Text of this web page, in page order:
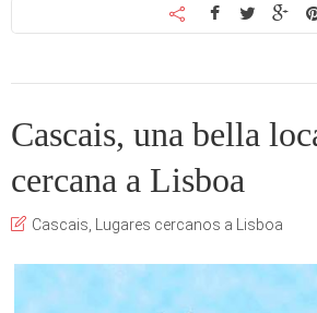
Cascais, una bella
cercana a Lisboa
Cascais Lugares cercanos a Lisboa